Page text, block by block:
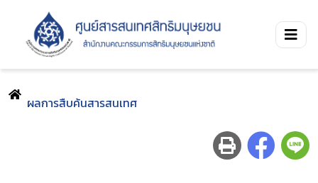
ผลการสืบค้นสารสนเทศ